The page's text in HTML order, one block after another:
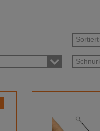
Sortiert